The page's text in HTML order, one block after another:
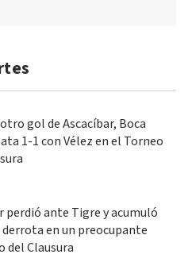
gol de Ascacíbar, Boca
1-1 con Vélez en el Torneo
perdió ante Tigre y acumuló
en un preocupante
del Clausura